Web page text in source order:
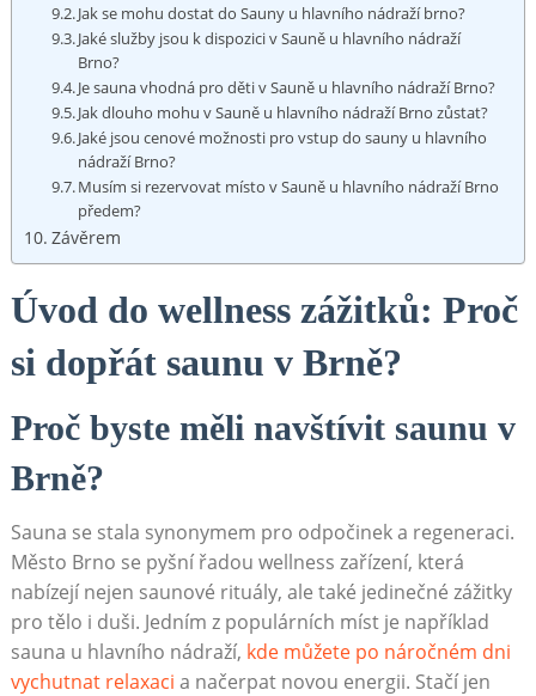
Jak se mohu dostat do Sauny u hlavního nádraží brno?
Jaké služby jsou k dispozici v Sauně u hlavního nádraží
Brno?
Je sauna vhodná pro děti v Sauně u hlavního nádraží Brno?
Jak dlouho mohu v Sauně u hlavního nádraží Brno zůstat?
Jaké jsou cenové možnosti pro vstup do sauny u hlavního
nádraží Brno?
Musím si rezervovat místo v Sauně u hlavního nádraží Brno
předem?
Závěrem
Úvod do wellness zážitků: Proč
si dopřát saunu v Brně?
Proč byste měli navštívit saunu v
Brně?
Sauna se stala synonymem pro odpočinek a regeneraci.
Město Brno se pyšní řadou wellness zařízení, která
nabízejí nejen saunové rituály, ale také jedinečné zážitky
pro tělo i duši. Jedním z populárních míst je například
sauna u hlavního nádraží, kde můžete po náročném dni
vychutnat relaxaci a načerpat novou energii. Stačí jen